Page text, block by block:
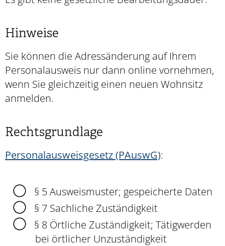
Hinweise
Sie können die Adressänderung auf Ihrem
Personalausweis nur dann online vornehmen,
wenn Sie gleichzeitig einen neuen Wohnsitz
anmelden.
Rechtsgrundlage
Personalausweisgesetz (PAuswG):
§ 5 Ausweismuster; gespeicherte Daten
§ 7 Sachliche Zuständigkeit
§ 8 Örtliche Zuständigkeit; Tätigwerden
bei örtlicher Unzuständigkeit